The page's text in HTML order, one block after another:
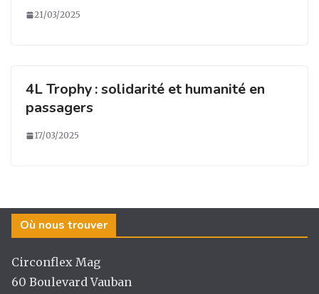
21/03/2025
4L Trophy : solidarité et humanité en
passagers
17/03/2025
Où nous trouver
Circonflex Mag
60 Boulevard Vauban